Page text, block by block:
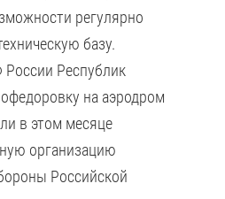
регулярно
базу.
Республик
на аэродром
в этом месяце
организацию
Российской